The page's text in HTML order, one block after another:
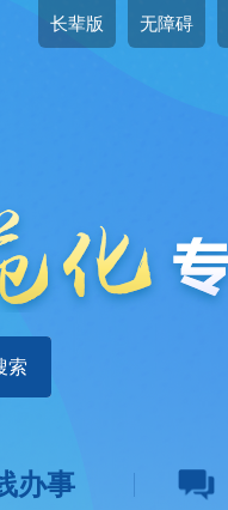
长辈版 无障碍
办事